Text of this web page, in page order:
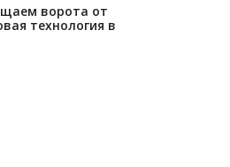
ворота от
технология в